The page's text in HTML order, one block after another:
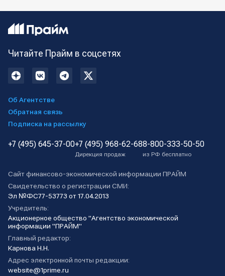
Читайте Прайм в соцсетях
Об Агентстве
Обратная связь
Подписка на рассылку
+7 (495) 645-37-00+7 (495) 968-62-68
Дирекция продаж
8-800-333-50-50
из РФ бесплатно
Сайт финансово-экономической информации ПРАЙМ
Свидетельство о регистрации СМИ:
Эл №ФС77-53773 от 17.04.2013
Учредитель:
Акционерное общество "Агентство экономической
информации "ПРАЙМ"
Главный редактор:
Карнова Н.Н.
Адрес электронной почты редакции:
website@1prime.ru